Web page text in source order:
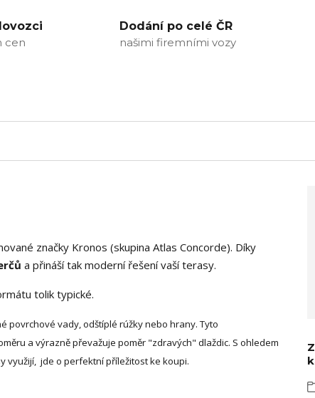
cen
Dodání po celé ČR
našimi firemními vozy
značky Kronos (skupina Atlas Concorde). Díky
a přináší tak moderní řešení vaší terasy.
tolik typické.
povrchové vady, odštíplé rúžky nebo hrany. Tyto
a výrazně převažuje poměr "zdravých" dlaždic. S ohledem
využijí, jde o perfektní příležitost ke koupi.